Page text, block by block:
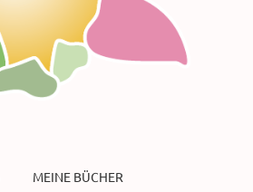
MEINE BÜCHER